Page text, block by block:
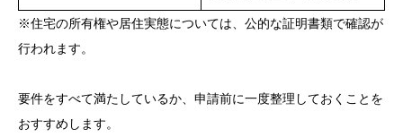
※住宅の所有権や居住実態については、公的な証明書類で確認が
行われます。
要件をすべて満たしているか、申請前に一度整理しておくことを
おすすめします。